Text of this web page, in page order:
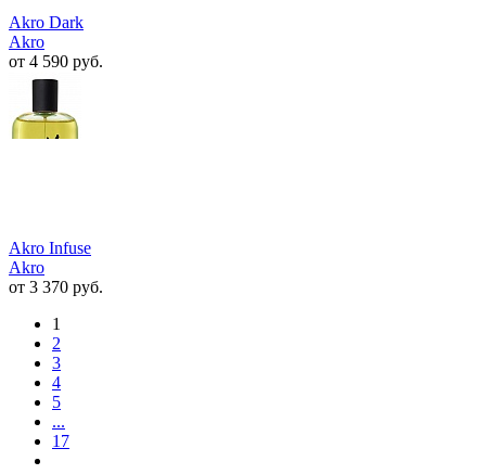
Akro Dark
Akro
от 4 590 руб.
Akro Infuse
Akro
от 3 370 руб.
1
2
3
4
5
...
17